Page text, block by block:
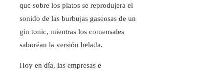
que sobre los platos se reprodujera el
sonido de las burbujas gaseosas de un
gin tonic, mientras los comensales
saboréan la versión helada.
Hoy en día, las empresas e